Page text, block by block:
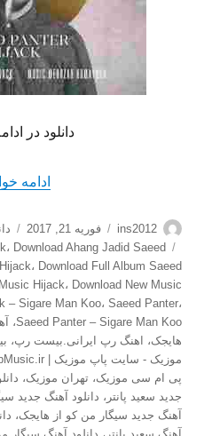
دانلود در
ادامه
نویسنده
ins2012
ارسال
شده
در
فوریه 21, 2017
برچسب‌ها
، Download Ahang Jadid Saeed
، Download Full Album Saeed
Hijack، Download New Music
– Sigare Man Koo، Saeed Panter،
Saeed Panter – Sigare Man Koo،
هایجک، اهنگ رپ ایرانی.بیست رپ،
موزیک - سایت پاپ موزیک | PopMusic.ir
پی ام سی موزیک،تهران موزیک،
جدید سعید پانتر ، دانلود آهنگ جدید
آهنگ جدید سیگار من کو از هایجک،